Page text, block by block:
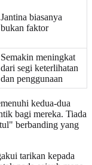
Jantina biasanya
bukan faktor
Semakin meningkat
dari segi keterlihatan
dan penggunaan
kedua-dua
bagi mereka. Tiada
berbanding yang
tarikan kepada